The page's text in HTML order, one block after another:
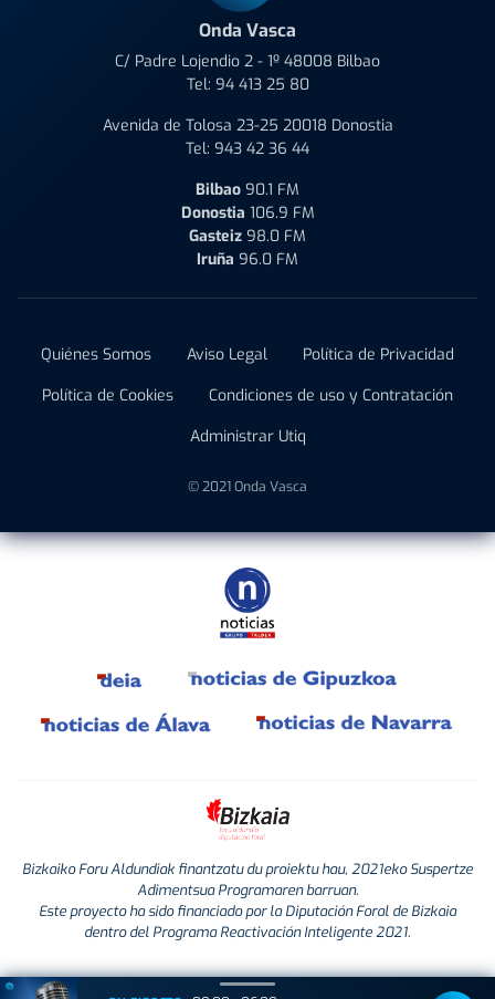
Onda Vasca
C/ Padre Lojendio 2 - 1º 48008 Bilbao
Tel: 94 413 25 80
Avenida de Tolosa 23-25 20018 Donostia
Tel: 943 42 36 44
Bilbao 90.1 FM
Donostia 106.9 FM
Gasteiz 98.0 FM
Iruña 96.0 FM
Quiénes Somos Aviso Legal
Política de Privacidad
Política de Cookies
Condiciones de uso y Contratación
Administrar Utiq
© 2021 Onda Vasca
Bizkaiko Foru Aldundiak finantzatu du proiektu hau, 2021eko Suspertze
Adimentsua Programaren barruan.
Este proyecto ha sido financiado por la Diputación Foral de Bizkaia
dentro del Programa Reactivación Inteligente 2021.